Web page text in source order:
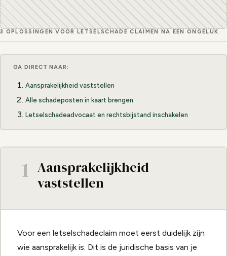
3 OPLOSSINGEN VOOR LETSELSCHADE CLAIMEN NA EEN ONGELUK
GA DIRECT NAAR:
Aansprakelijkheid vaststellen
Alle schadeposten in kaart brengen
Letselschadeadvocaat en rechtsbijstand inschakelen
1 Aansprakelijkheid
vaststellen
Voor een letselschadeclaim moet eerst duidelijk zijn
wie aansprakelijk is. Dit is de juridische basis van je